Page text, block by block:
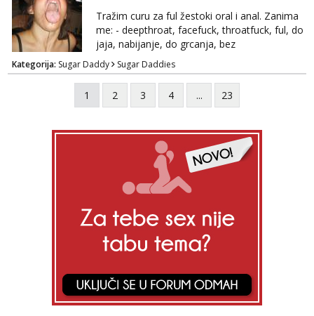
Tražim curu za ful žestoki oral i anal. Zanima
me: - deepthroat, facefuck, throatfuck, ful, do
jaja, nabijanje, do grcanja, bez
ograničavanja... - fisting (ili big insertions),
gaping, DAP/TAP, prolapse, sirenje... Ako
možeš nešto od toga i spremna si, javi se.
Nagrada po želji (od 500€ naviše, ovisi o
Kategorija: Sugar Daddy Sugar Daddies
1 2 3 4 ... 23